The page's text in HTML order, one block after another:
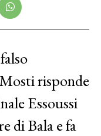
risponde
Essoussi
di Bala e fa